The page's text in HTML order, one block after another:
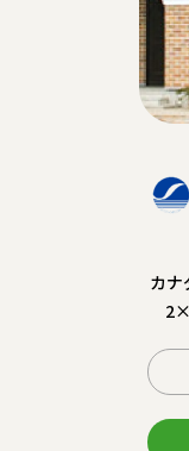
カナ